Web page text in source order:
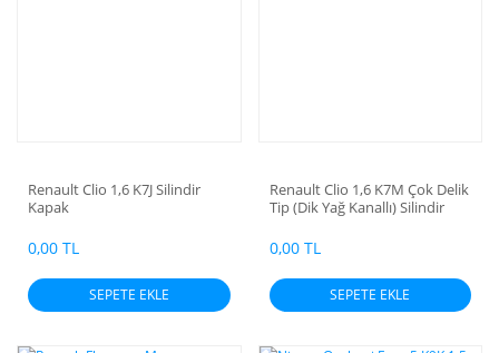
Renault Clio 1,6 K7J Silindir
Kapak
0,00 TL
SEPETE EKLE
Renault Clio 1,6 K7M Çok Delik
Tip (Dik Yağ Kanallı) Silindir
0,00 TL
SEPETE EKLE